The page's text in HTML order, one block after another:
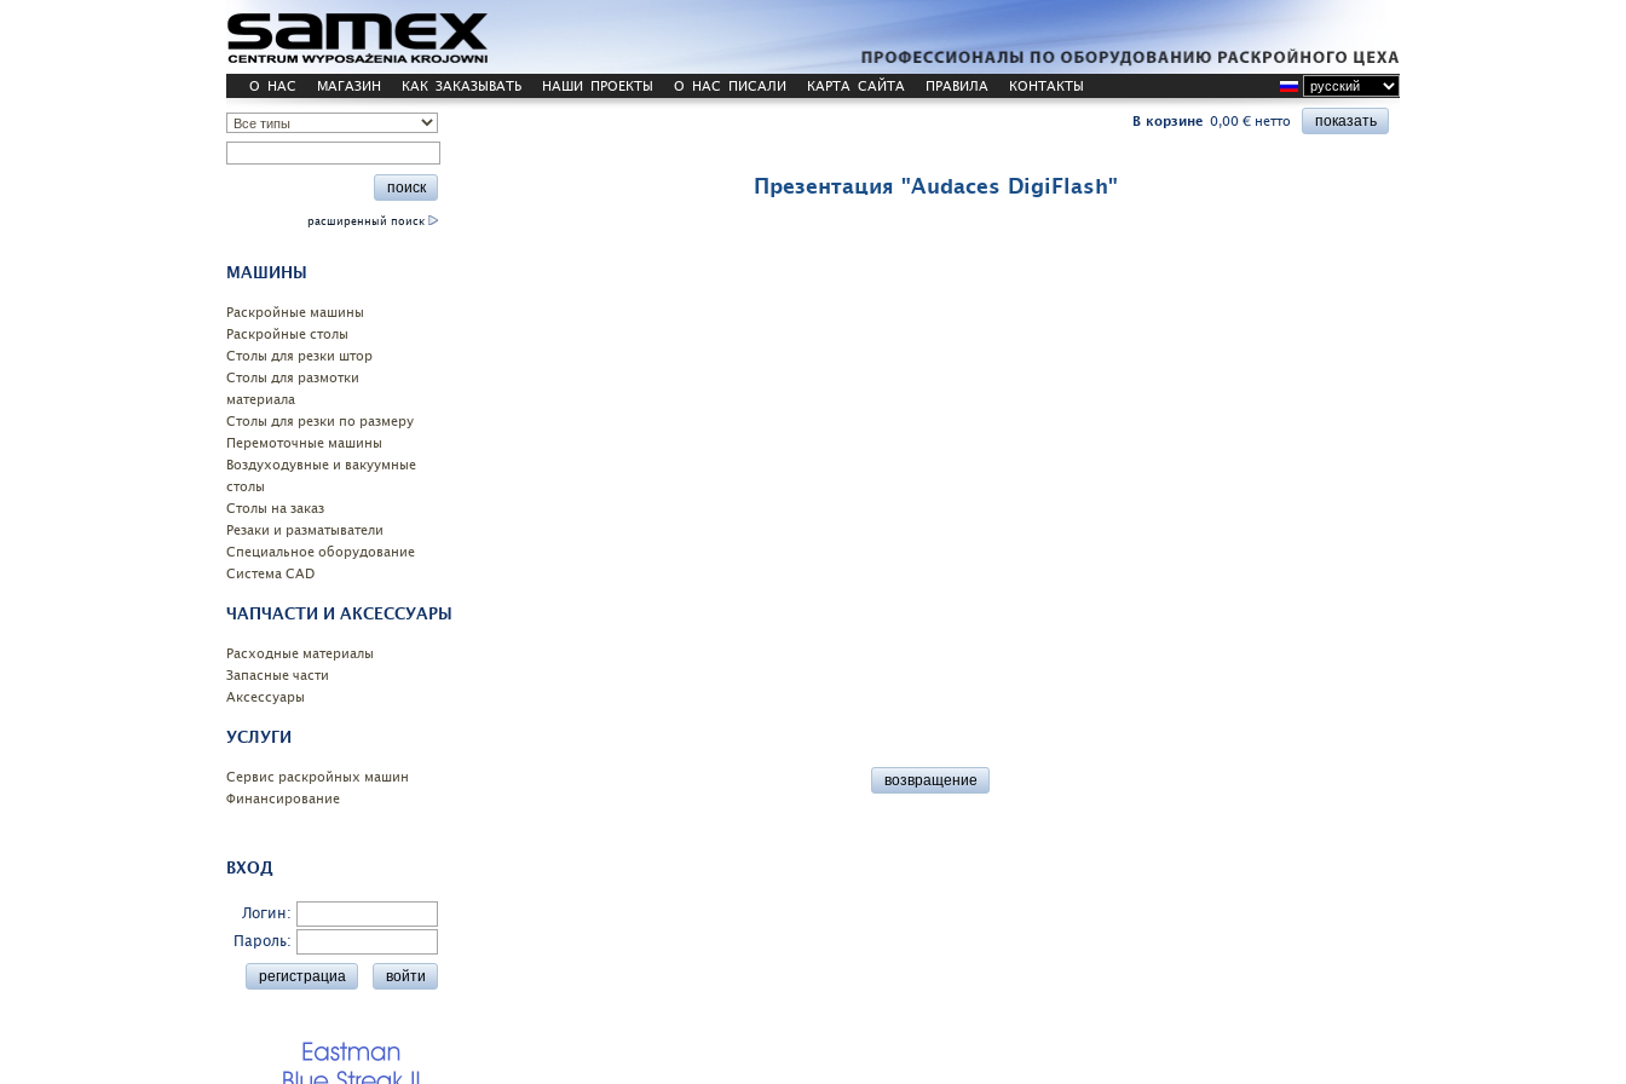
О НАС МАГАЗИН КАК ЗАКАЗЫВАТЬ НАШИ ПРОЕКТЫ О НАС ПИСАЛИ КАРТА САЙТА ПРАВИЛА КОНТАКТЫ
расширенный поиск
МАШИНЫ
Pаскройные машины
Раскройные столы
Cтолы для резки штор
Столы для размотки
материала
Столы для резки по размеру
Перемоточные машины
Воздуходувные и вакуумные
столы
Столы на заказ
Резаки и разматыватели
Специальное оборудование
Системa CAD
ЧАПЧАСТИ И АКСЕССУАРЫ
Расходные материалы
Запасные части
Аксессуары
УСЛУГИ
Сервис раскройных машин
Финансирование
ВХОД
Логин:
Пароль:
В корзине 0,00 € нетто
Презентация "Audaces DigiFlash"